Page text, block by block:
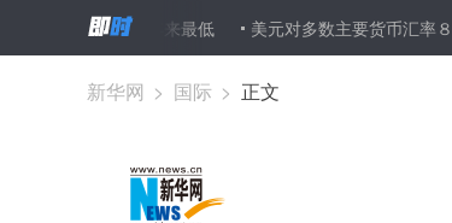
在１７年来最低 美元对多数主要货币汇率８日上涨
新华网 > 国际 > 正文